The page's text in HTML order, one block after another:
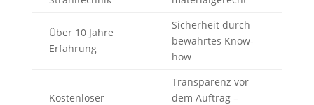
Über 10 Jahre
Erfahrung
Sicherheit durch
bewährtes Know-
how
Kostenloser
Transparenz vor
dem Auftrag –